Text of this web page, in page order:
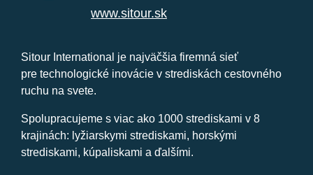
www.sitour.sk
Sitour International je najväčšia firemná sieť
pre technologické inovácie v strediskách cestovného
ruchu na svete.
Spolupracujeme s viac ako 1000 strediskami v 8
krajinách: lyžiarskymi strediskami, horskými
strediskami, kúpaliskami a ďalšími.